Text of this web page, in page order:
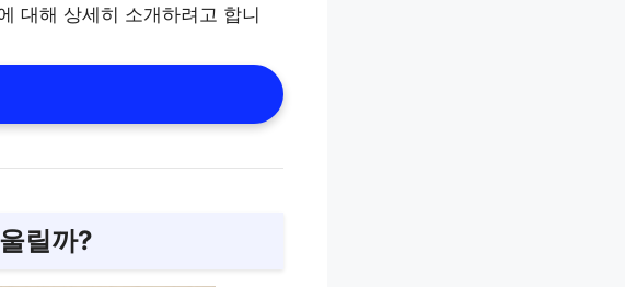
대해 상세히 소개하려고 합니
릴까?